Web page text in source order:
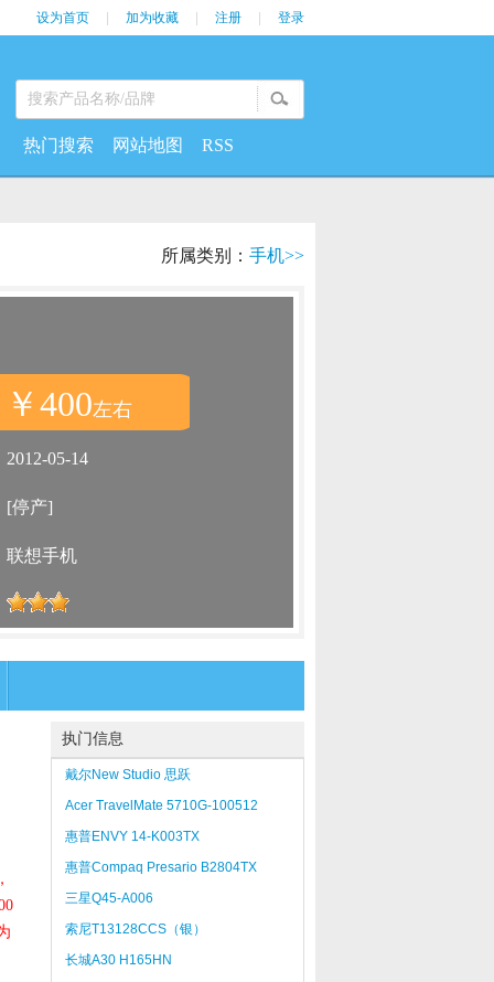
设为首页 加为收藏 注册 登录
热门搜索 网站地图 RSS
所属类别： 手机>>
￥400左右
2012-05-14
[停产]
联想手机
执门信息
戴尔New Studio 思跃
14（S511042CN）
Acer TravelMate 5710G-100512
惠普ENVY 14-K003TX
惠普Compaq Presario B2804TX
三星Q45-A006
索尼T13128CCS（银）
长城A30 H165HN